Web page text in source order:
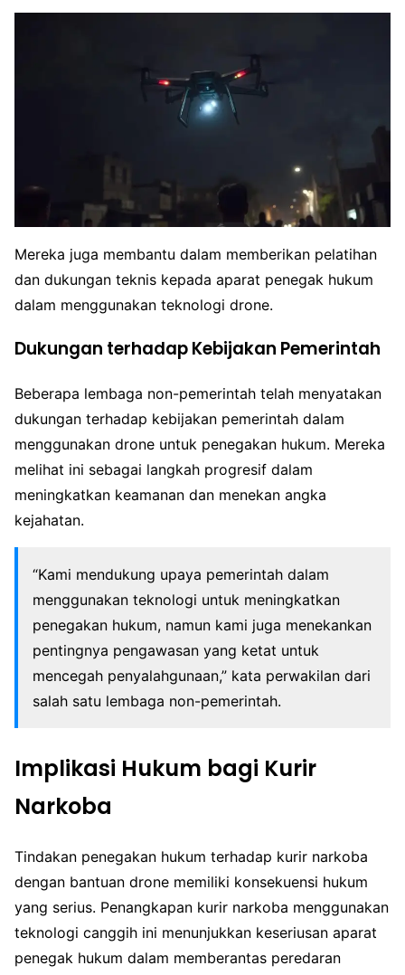
Mereka juga membantu dalam memberikan pelatihan
dan dukungan teknis kepada aparat penegak hukum
dalam menggunakan teknologi drone.
Dukungan terhadap Kebijakan Pemerintah
Beberapa lembaga non-pemerintah telah menyatakan
dukungan terhadap kebijakan pemerintah dalam
menggunakan drone untuk penegakan hukum. Mereka
melihat ini sebagai langkah progresif dalam
meningkatkan keamanan dan menekan angka
kejahatan.
“Kami mendukung upaya pemerintah dalam
menggunakan teknologi untuk meningkatkan
penegakan hukum, namun kami juga menekankan
pentingnya pengawasan yang ketat untuk
mencegah penyalahgunaan,” kata perwakilan dari
salah satu lembaga non-pemerintah.
Implikasi Hukum bagi Kurir
Narkoba
Tindakan penegakan hukum terhadap kurir narkoba
dengan bantuan drone memiliki konsekuensi hukum
yang serius. Penangkapan kurir narkoba menggunakan
teknologi canggih ini menunjukkan keseriusan aparat
penegak hukum dalam memberantas peredaran